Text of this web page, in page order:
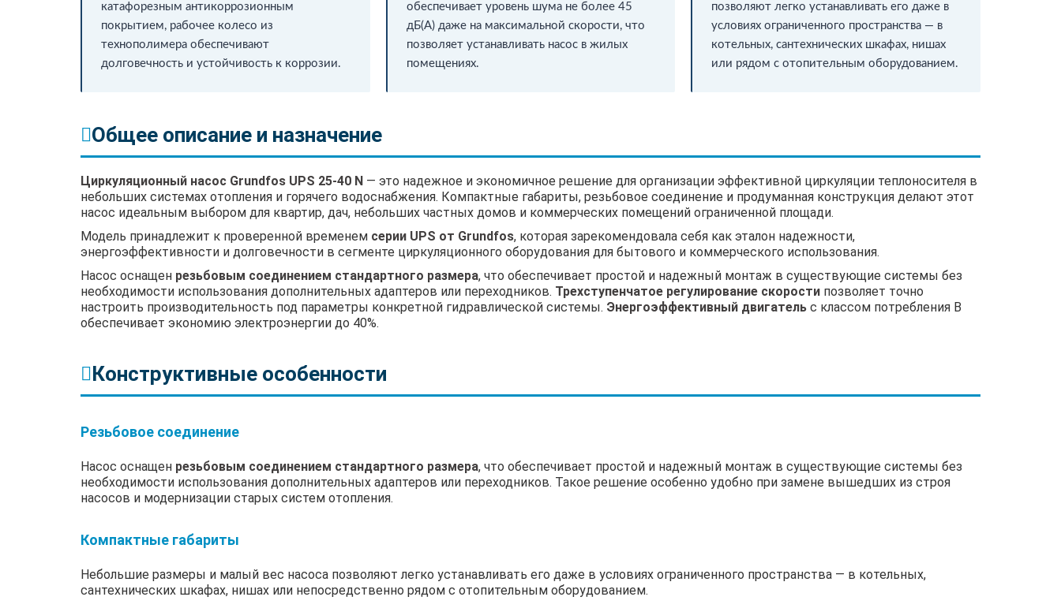
катафорезным антикоррозионным
покрытием, рабочее колесо из
технополимера обеспечивают
долговечность и устойчивость к коррозии.
обеспечивает уровень шума не более 45
дБ(А) даже на максимальной скорости, что
позволяет устанавливать насос в жилых
помещениях.
позволяют легко устанавливать его даже в
условиях ограниченного пространства — в
котельных, сантехнических шкафах, нишах
или рядом с отопительным оборудованием.
Общее описание и назначение
Циркуляционный насос Grundfos UPS 25-40 N — это надежное и экономичное решение для организации эффективной циркуляции теплоносителя в
небольших системах отопления и горячего водоснабжения. Компактные габариты, резьбовое соединение и продуманная конструкция делают этот
насос идеальным выбором для квартир, дач, небольших частных домов и коммерческих помещений ограниченной площади.
Модель принадлежит к проверенной временем серии UPS от Grundfos, которая зарекомендовала себя как эталон надежности,
энергоэффективности и долговечности в сегменте циркуляционного оборудования для бытового и коммерческого использования.
Насос оснащен резьбовым соединением стандартного размера, что обеспечивает простой и надежный монтаж в существующие системы без
необходимости использования дополнительных адаптеров или переходников. Трехступенчатое регулирование скорости позволяет точно
настроить производительность под параметры конкретной гидравлической системы. Энергоэффективный двигатель с классом потребления В
обеспечивает экономию электроэнергии до 40%.
Конструктивные особенности
Резьбовое соединение
Насос оснащен резьбовым соединением стандартного размера, что обеспечивает простой и надежный монтаж в существующие системы без
необходимости использования дополнительных адаптеров или переходников. Такое решение особенно удобно при замене вышедших из строя
насосов и модернизации старых систем отопления.
Компактные габариты
Небольшие размеры и малый вес насоса позволяют легко устанавливать его даже в условиях ограниченного пространства — в котельных,
сантехнических шкафах, нишах или непосредственно рядом с отопительным оборудованием.